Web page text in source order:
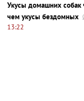
Укусы домашних собак
чем укусы бездомных
13:22